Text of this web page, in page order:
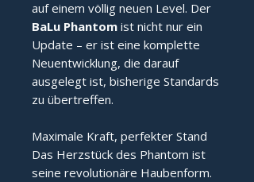
auf einem völlig neuen Level. Der
BaLu Phantom ist nicht nur ein
Update – er ist eine komplette
Neuentwicklung, die darauf
ausgelegt ist, bisherige Standards
zu übertreffen.
Maximale Kraft, perfekter Stand
Das Herzstück des Phantom ist
seine revolutionäre Haubenform.